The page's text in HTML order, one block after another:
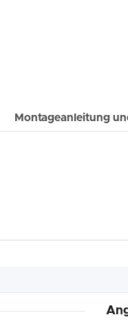
Montageanleitung